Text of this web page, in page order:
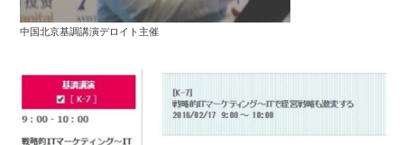
中国北京基調講演デロイト主催